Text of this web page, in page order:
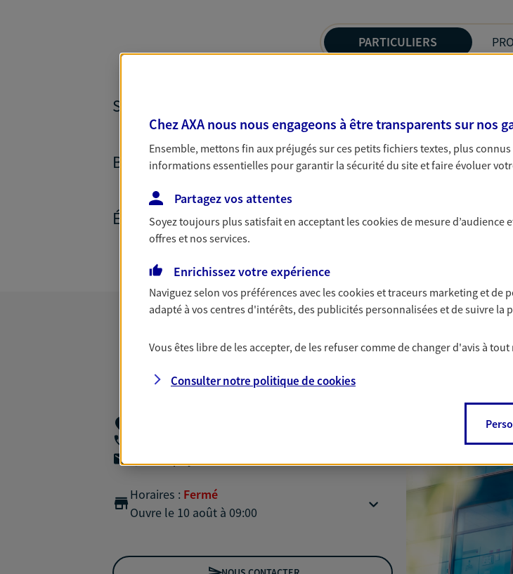
PARTICULIERS
SANTÉ ET PRÉVOYANCE
BANQUE ET CRÉDITS
ÉPARGNE ET RETRAITE
Nous
Horaires : Fermé
Ouvre le 10 août à 09:00
Chez AXA nous nous engageons à être transparents sur nos
Ensemble, mettons fin aux préjugés sur ces petits fichiers textes, plus
informations essentielles pour garantir la sécurité du site et faire évoluer
Partagez vos attentes
Soyez toujours plus satisfait en acceptant lescookiesde mesure d’audience
offres et nos services.
Enrichissez votre expérience
Naviguez selon vos préférences avec lescookies et traceurs marketing et de
adapté à vos centres d'intérêts, des publicités personnalisées et de suivre la
Vous êtes libre de les accepter, de les refuser comme de changer d'avis à
Consulter notre politique decookies